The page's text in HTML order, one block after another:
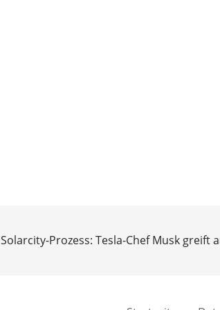
Solarcity-Prozess: Tesla-Chef Musk greift